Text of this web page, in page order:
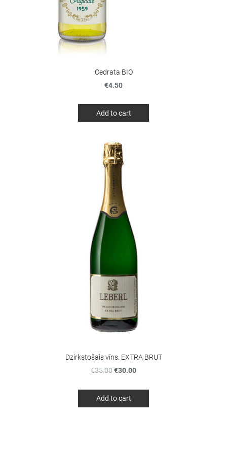
Cedrata BIO
€4.50
Add to cart
Dzirkstošais vīns. EXTRA BRUT
€35.00€30.00
Add to cart